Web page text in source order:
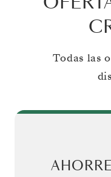
Todas las